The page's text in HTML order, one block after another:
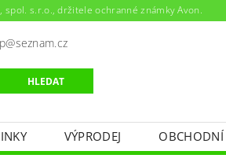
s.r.o., držitele ochranné známky Avon.
VÝPRODEJ